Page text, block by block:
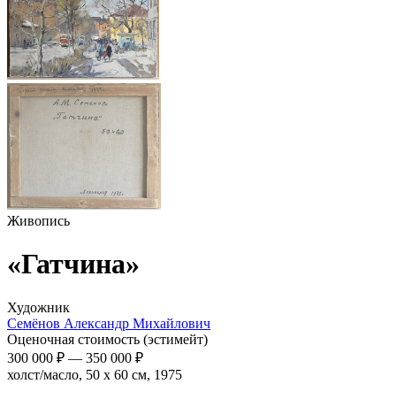
Живопись
«Гатчина»
Художник
Семёнов Александр Михайлович
Оценочная стоимость (эстимейт)
300 000 ₽ — 350 000 ₽
холст/масло, 50 х 60 см, 1975